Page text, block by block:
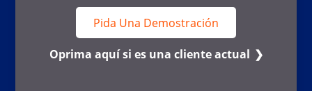
Pida Una Demostración
Oprima aquí si es una cliente actual